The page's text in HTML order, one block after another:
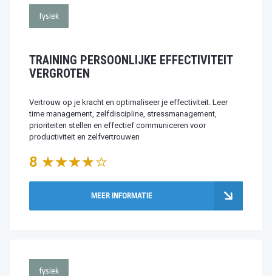
fysiek
TRAINING PERSOONLIJKE EFFECTIVITEIT
VERGROTEN
Vertrouw op je kracht en optimaliseer je effectiviteit. Leer
time management, zelfdiscipline, stressmanagement,
prioriteiten stellen en effectief communiceren voor
productiviteit en zelfvertrouwen
8
MEER INFORMATIE
fysiek